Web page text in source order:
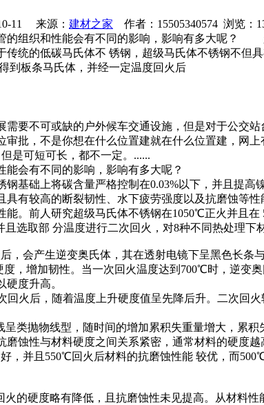
11 来源： 建材之家 作者：15505340574 浏览：
的组织和性能会有不同的影响，影响有多大呢？
统的低碳马氏体不 锈钢，超级马氏体不锈钢不
到板条马氏体，并经一定温度回火后
要不可或缺的户外候车交通设施，但是对于公交
批，不是你想在什么位置建就在什么位置建，网
是可短可长，都不一定。......
会有不同的影响，影响有多大呢？
基础上将碳含量严格控制在0.03%以下，并且提
有较高的断裂韧性、水下疲劳强度以及抗磨蚀等
能。前人研究超级马氏体不锈钢在1050℃正火并且
选取部 分温度进行二次回火，对8种不同热处理
，会产生逆变奥氏体，其在透射电镜下呈黑色长条
度，增加韧性。当一次回火温度达到700℃时，逆
度升高。
回火后，随着温度上升硬度值呈先降后升。二次回
呈类抛物线型，随时间的增加累积失重量增大，累
蚀性与材料硬度之间关系紧密，通常材料的硬度
，并且550℃回火后材料的抗磨蚀性能 较优，而
火的硬度略有降低，且抗磨蚀性未见提高。从材料